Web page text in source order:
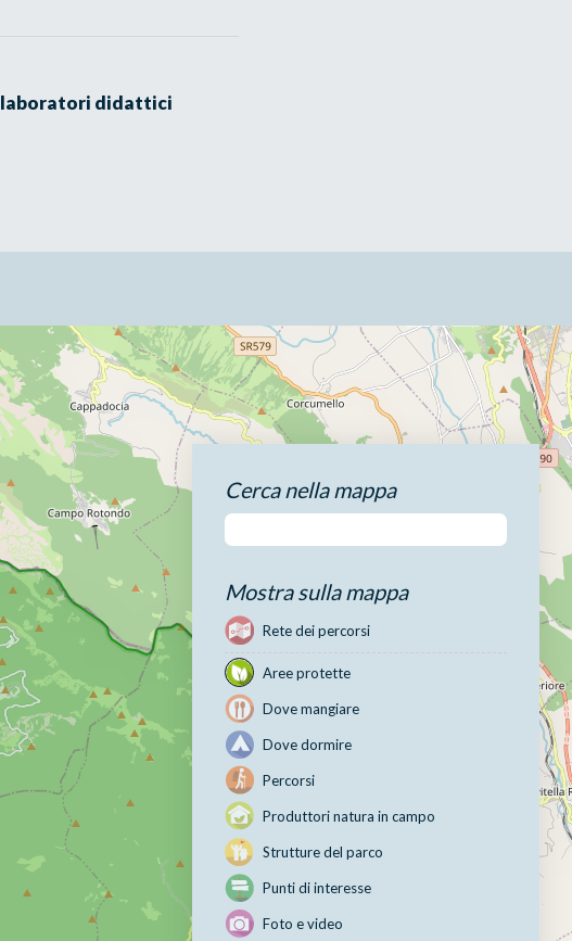
laboratori didattici
Cerca nella mappa
Mostra sulla mappa
Rete dei percorsi
Aree protette
Dove mangiare
Dove dormire
Percorsi
Produttori natura in campo
Strutture del parco
Punti di interesse
Foto e video